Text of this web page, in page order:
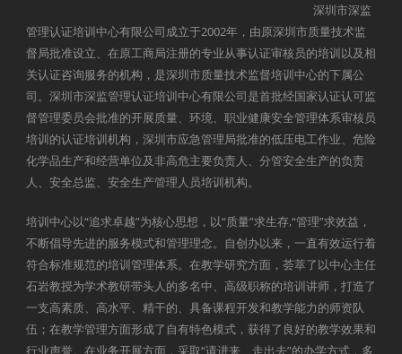
深圳市深监
管理认证培训中心有限公司成立于2002年，由原深圳市质量技术监
督局批准设立、在原工商局注册的专业从事认证审核员的培训以及相
关认证咨询服务的机构，是深圳市质量技术监督培训中心的下属公
司。深圳市深监管理认证培训中心有限公司是首批经国家认证认可监
督管理委员会批准的开展质量、环境、职业健康安全管理体系审核员
培训的认证培训机构，深圳市应急管理局批准的低压电工作业、危险
化学品生产和经营单位及非高危主要负责人、分管安全生产的负责
人、安全总监、安全生产管理人员培训机构。
培训中心以“追求卓越”为核心思想，以“质量”求生存,“管理”求效益，
不断倡导先进的服务模式和管理理念。自创办以来，一直有效运行着
符合标准规范的培训管理体系。在教学研究方面，荟萃了以中心主任
石岩教授为学术教研带头人的多名中、高级职称的培训讲师，打造了
一支高素质、高水平、精干的、具备课程开发和教学能力的师资队
伍；在教学管理方面形成了自有特色模式，获得了良好的教学效果和
行业声誉。在业务开展方面，采取“请进来、走出去”的办学方式，多